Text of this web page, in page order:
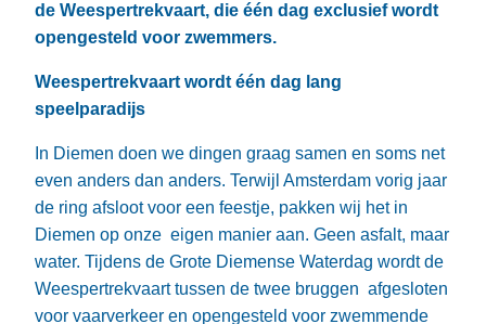
de Weespertrekvaart, die één dag exclusief wordt
opengesteld voor zwemmers.
Weespertrekvaart wordt één dag lang
speelparadijs
In Diemen doen we dingen graag samen en soms net
even anders dan anders. Terwijl Amsterdam vorig jaar
de ring afsloot voor een feestje, pakken wij het in
Diemen op onze eigen manier aan. Geen asfalt, maar
water. Tijdens de Grote Diemense Waterdag wordt de
Weespertrekvaart tussen de twee bruggen afgesloten
voor vaarverkeer en opengesteld voor zwemmende